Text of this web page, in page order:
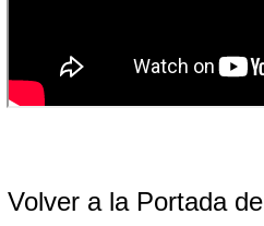
Volver a la Portada de